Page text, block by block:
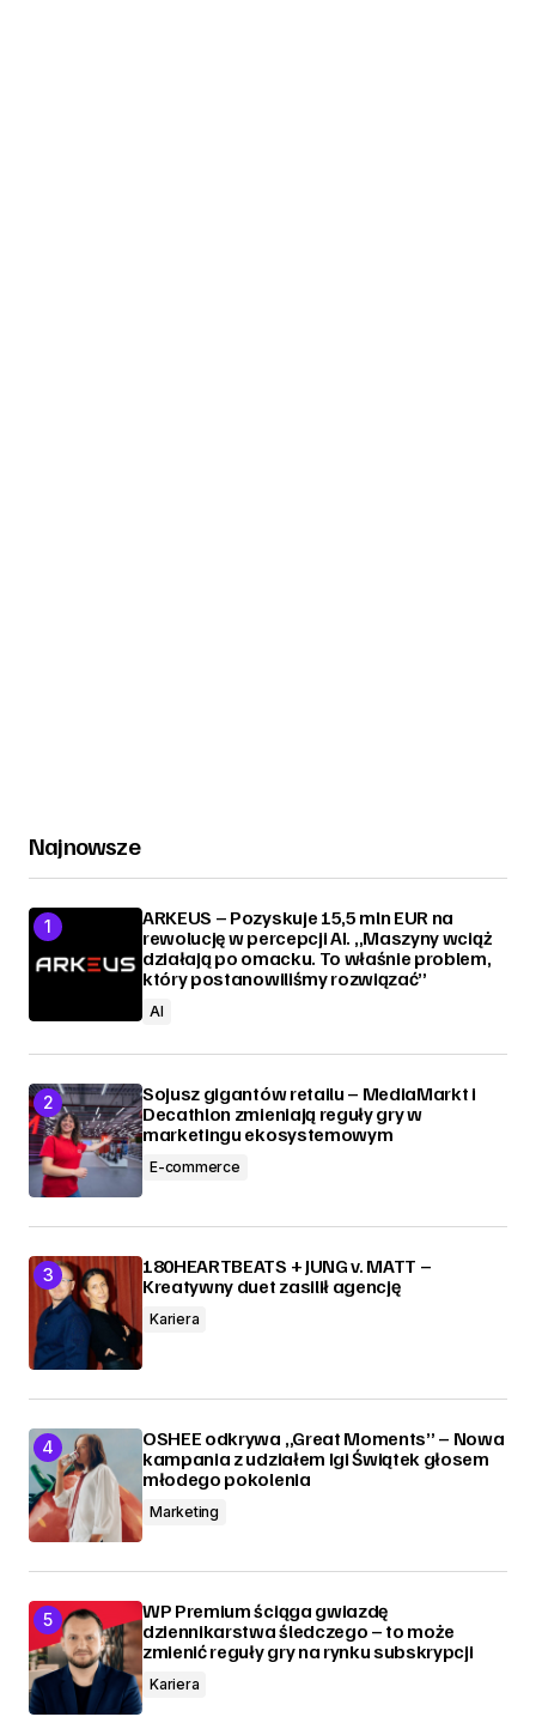
Najnowsze
ARKEUS – Pozyskuje 15,5 mln EUR na
rewolucję w percepcji AI. „Maszyny wciąż
działają po omacku. To właśnie problem,
który postanowiliśmy rozwiązać”
AI
Sojusz gigantów retailu – MediaMarkt i
Decathlon zmieniają reguły gry w
marketingu ekosystemowym
E-commerce
180HEARTBEATS + JUNG v. MATT –
Kreatywny duet zasilił agencję
Kariera
OSHEE odkrywa „Great Moments” – Nowa
kampania z udziałem Igi Świątek głosem
młodego pokolenia
Marketing
WP Premium ściąga gwiazdę
dziennikarstwa śledczego – to może
zmienić reguły gry na rynku subskrypcji
Kariera